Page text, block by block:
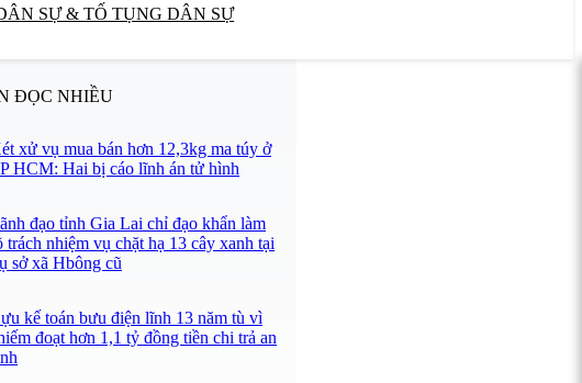
SỰ & TỐ TỤNG DÂN SỰ
ĐỌC NHIỀU
xử vụ mua bán hơn 12,3kg ma túy ở
HCM: Hai bị cáo lĩnh án tử hình
đạo tỉnh Gia Lai chỉ đạo khẩn làm
trách nhiệm vụ chặt hạ 13 cây xanh tại
sở xã Hbông cũ
kế toán bưu điện lĩnh 13 năm tù vì
đoạt hơn 1,1 tỷ đồng tiền chi trả an